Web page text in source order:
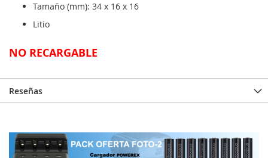
Tamaño (mm): 34 x 16 x 16
Litio
NO RECARGABLE
Reseñas